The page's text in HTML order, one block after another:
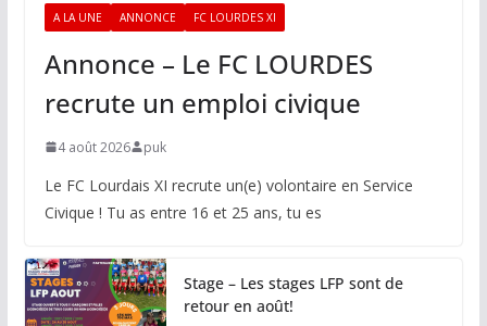
A LA UNE ANNONCE FC LOURDES XI
Annonce – Le FC LOURDES
recrute un emploi civique
4 août 2026 puk
Le FC Lourdais XI recrute un(e) volontaire en Service
Civique ! Tu as entre 16 et 25 ans, tu es
Stage – Les stages LFP sont de
retour en août!